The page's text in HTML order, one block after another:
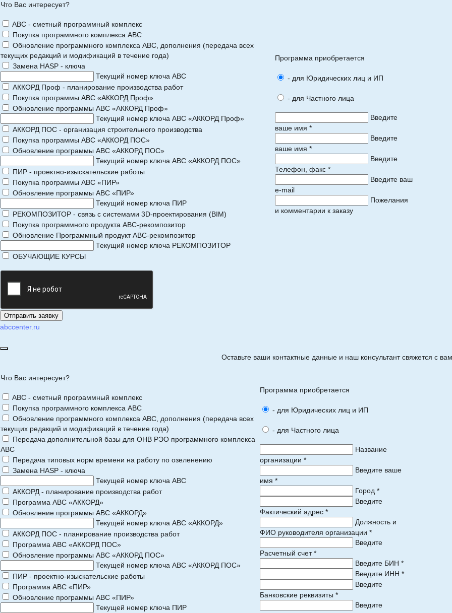
Что Вас интересует?
ABC - сметный программный комплекс
Покупка программного комплекса АВС
Обновление программного комплекса АВС, дополнения (передача всех
текущих редакций и модификаций в течение года)
Замена HASP - ключа
Текущий номер ключа АВС
АККОРД Проф - планирование производства работ
Покупка программы АВС «АККОРД Проф»
Обновление программы АВС «АККОРД Проф»
Текущий номер ключа АВС «АККОРД Проф»
АККОРД ПОС - организация строительного производства
Покупка программы АВС «АККОРД ПОС»
Обновление программы АВС «АККОРД ПОС»
Текущий номер ключа АВС «АККОРД ПОС»
ПИР - проектно-изыскательские работы
Покупка программы АВС «ПИР»
Обновление программы АВС «ПИР»
Текущий номер ключа ПИР
РЕКОМПОЗИТОР - связь с системами 3D-проектирования (BIM)
Покупка программного продукта АВС-рекомпозитор
Обновление Программный продукт АВС-рекомпозитор
Текущий номер ключа РЕКОМПОЗИТОР
ОБУЧАЮЩИЕ КУРСЫ
Программа приобретается
- для Юридических лиц и ИП
- для Частного лица
Введите
ваше имя *
Введите
ваше имя *
Введите
Телефон, факс *
Введите ваш
e-mail
Пожелания
и комментарии к заказу
abccenter.ru
Оставьте ваши контактные данные и наш консультант свяжется с
Что Вас интересует?
ABC - сметный программный комплекс
Покупка программного комплекса АВС
Обновление программного комплекса АВС, дополнения (передача всех
текущих редакций и модификаций в течение года)
Передача дополнительной базы для ОНВ РЭО программного комплекса
АВС
Передача типовых норм времени на работу по озеленению
Замена HASP - ключа
Текущей номер ключа АВС
АККОРД - планирование производства работ
Программа АВС «АККОРД»
Обновление программы АВС «АККОРД»
Текущей номер ключа АВС «АККОРД»
АККОРД ПОС - планирование производства работ
Программа АВС «АККОРД ПОС»
Обновление программы АВС «АККОРД ПОС»
Текущей номер ключа АВС «АККОРД ПОС»
ПИР - проектно-изыскательские работы
Программа АВС «ПИР»
Обновление программы АВС «ПИР»
Текущей номер ключа ПИР
Программа приобретается
- для Юридических лиц и ИП
- для Частного лица
Название
организации *
Введите ваше
имя *
Город *
Введите
Фактический адрес *
Должность и
ФИО руководителя организации *
Введите
Расчетный счет *
Введите БИН *
Введите ИНН *
Введите
Банковские реквизиты *
Введите